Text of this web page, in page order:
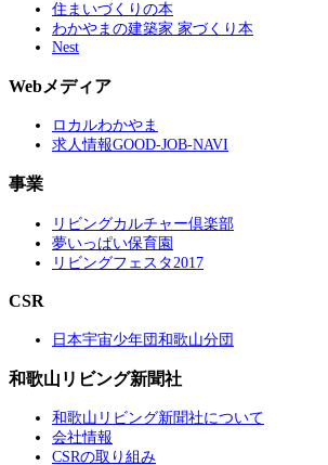
住まいづくりの本
わかやまの建築家 家づくり本
Nest
Webメディア
ロカルわかやま
求人情報GOOD-JOB-NAVI
事業
リビングカルチャー倶楽部
夢いっぱい保育園
リビングフェスタ2017
CSR
日本宇宙少年団和歌山分団
和歌山リビング新聞社
和歌山リビング新聞社について
会社情報
CSRの取り組み